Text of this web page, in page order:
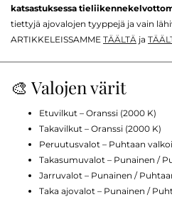
katsastuksessa
tiettyjä ajovalojen tyyppejä ja vain
ARTIKKELEISSAMME TÄÄLTÄ ja
🎨 Valojen värit
Etuvilkut – Oranssi (2000 K)
Takavilkut – Oranssi (2000 K)
Peruutusvalot – Puhtaan
Takasumuvalot – Punainen /
Jarruvalot – Punainen /
Taka ajovalot – Punainen /